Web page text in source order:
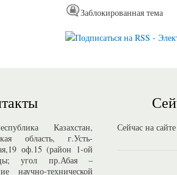
Заблокированная тема
Казахстан,
область, г.Усть-
оф.15 (район 1-ой
угол пр.Абая –
научно-технической
Сейчас на